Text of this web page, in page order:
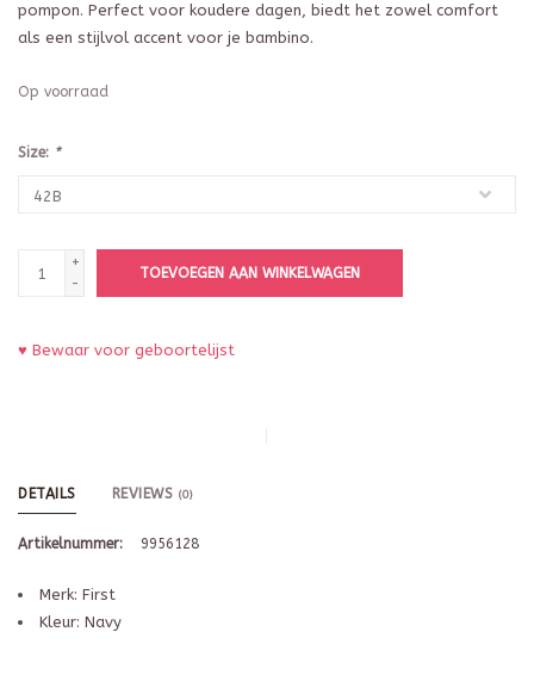
pompon. Perfect voor koudere dagen, biedt het zowel comfort
als een stijlvol accent voor je bambino.
Op voorraad
Size: *
+
-
TOEVOEGEN AAN WINKELWAGEN
♥ Bewaar voor geboortelijst
DETAILS REVIEWS (0)
Artikelnummer: 9956128
Merk: First
Kleur: Navy